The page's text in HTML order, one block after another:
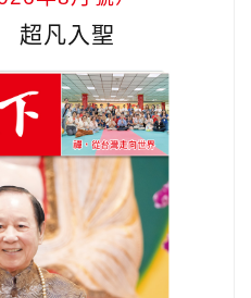
超凡入聖